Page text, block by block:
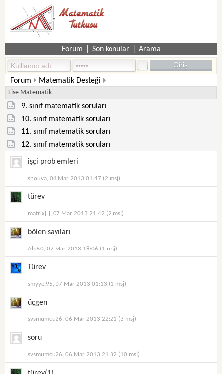
Forum Son konular Arama
Forum Matematik Desteği
Lise Matematik
9. sınıf matematik soruları
10. sınıf matematik soruları
11. sınıf matematik soruları
12. sınıf matematik soruları
işçi problemleri
shouva, 08 Mar 2013 01:47 (2 msj)
türev
matrix[ ], 07 Mar 2013 21:42 (2 msj)
bölen sayıları
Alp50, 07 Mar 2013 18:06 (1 msj)
Türev
smyye.95, 07 Mar 2013 01:13 (1 msj)
üçgen
svsmumcu26, 06 Mar 2013 22:21 (3 msj)
soru
svsmumcu26, 06 Mar 2013 21:32 (10 msj)